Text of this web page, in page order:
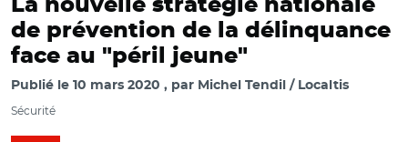
La nouvelle stratégie nationale
de prévention de la délinquance
face au "péril jeune"
Publié le 10 mars 2020 par Michel Tendil / Localtis
Sécurité